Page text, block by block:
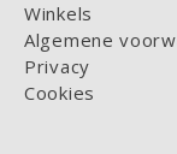
Winkels
Algemene
Privacy
Cookies